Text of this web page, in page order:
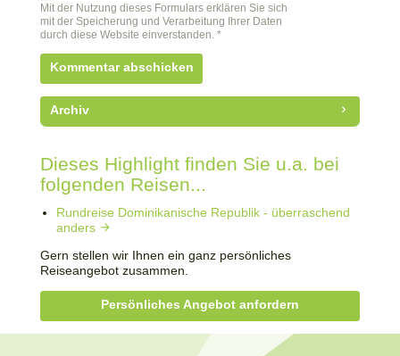
Mit der Nutzung dieses Formulars erklären Sie sich
mit der Speicherung und Verarbeitung Ihrer Daten
durch diese Website einverstanden. *
Archiv
Dieses Highlight finden Sie u.a. bei
folgenden Reisen...
Rundreise Dominikanische Republik - überraschend
anders
Gern stellen wir Ihnen ein ganz persönliches
Reiseangebot zusammen.
Persönliches Angebot anfordern